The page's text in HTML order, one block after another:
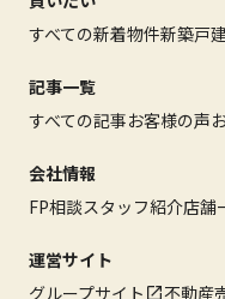
すべての新着物件新築戸建
記事一覧
すべての記事お客様の声
会社情報
FP相談スタッフ紹介店舗
運営サイト
グループサイト
不動産